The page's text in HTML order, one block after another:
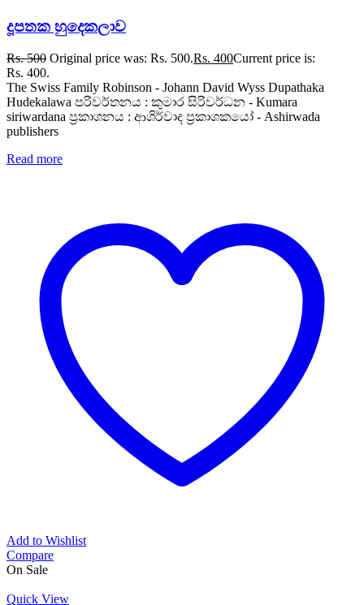
දූපතක හුදෙකලාව
Rs.500 Original price was: Rs. 500.Rs. 400Current price is:
Rs. 400.
The Swiss Family Robinson - Johann David Wyss Dupathaka
Hudekalawa පරිවර්තනය : කුමාර සිරිවර්ධන - Kumara
siriwardana ප්‍රකාශනය : ආශිර්වාද ප්‍රකාශකයෝ - Ashirwada
publishers
Read more
Add to Wishlist
Compare
On Sale
Quick View